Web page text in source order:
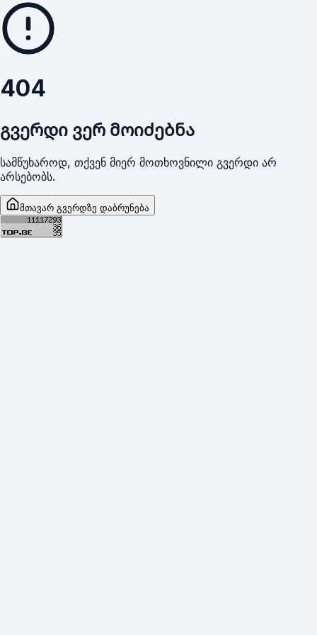
404
გვერდი ვერ მოიძებნა
სამწუხაროდ, თქვენ მიერ მოთხოვნილი გვერდი არ
არსებობს.
მთავარ გვერდზე დაბრუნება